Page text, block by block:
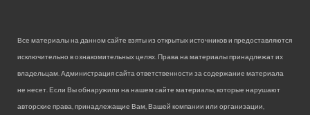
Все материалы на данном сайте взяты из открытых источников и предоставляются
исключительно в ознакомительных целях. Права на материалы принадлежат их
владельцам. Администрация сайта ответственности за содержание материала
не несет. Если Вы обнаружили на нашем сайте материалы, которые нарушают
авторские права, принадлежащие Вам, Вашей компании или организации,